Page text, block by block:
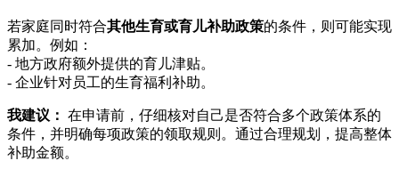
若家庭同时符合其他生育或育儿补助政策的条件，则可能实现
累加。例如：
- 地方政府额外提供的育儿津贴。
- 企业针对员工的生育福利补助。
我建议： 在申请前，仔细核对自己是否符合多个政策体系的
条件，并明确每项政策的领取规则。通过合理规划，提高整体
补助金额。